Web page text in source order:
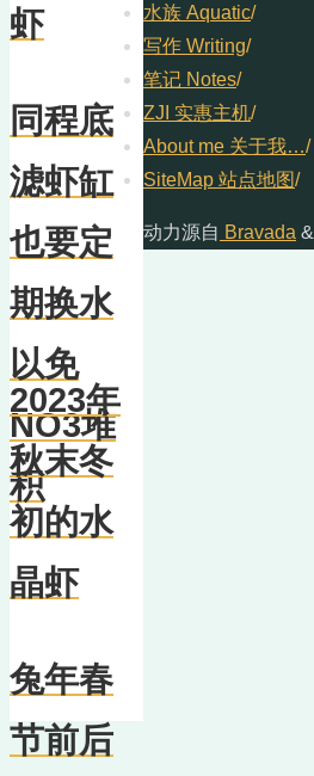
虾
同程底
滤虾缸
也要定
期换水
以免
NO3堆
积
2023年
秋末冬
初的水
晶虾
兔年春
节前后
水族 Aquatic/
写作 Writing/
笔记 Notes/
ZJI 实惠主机/
About me 关于我…/
SiteMap 站点地图/
动力源自 Bravada &